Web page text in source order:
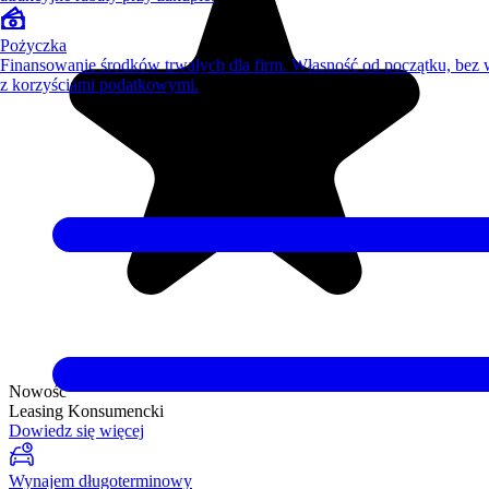
Nowość
Leasing Konsumencki
Dowiedz się więcej
Wynajem długoterminowy
Pożyczka
Finansowanie środków trwałych dla firm. Własność od początku, bez
z korzyściami podatkowymi.